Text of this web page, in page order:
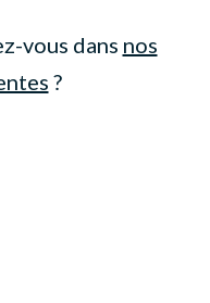
vous dans nos
?